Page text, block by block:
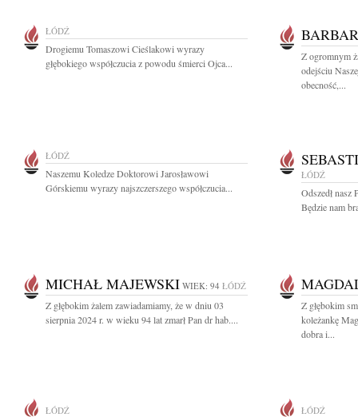
ŁÓDŹ
Drogiemu Tomaszowi Cieślakowi wyrazy
głębokiego współczucia z powodu śmierci Ojca...
Z ogromnym
odejściu
obecność,...
ŁÓDŹ
Naszemu Koledze Doktorowi Jarosławowi
Górskiemu wyrazy najszczerszego współczucia...
ŁÓDŹ
Odszedł nasz
Będzie nam
MICHAŁ MAJEWSKI WIEK: 94 ŁÓDŹ
Z głębokim żalem zawiadamiamy, że w dniu 03
sierpnia 2024 r. w wieku 94 lat zmarł Pan dr hab....
Z głębokim
koleżankę
dobra i...
ŁÓDŹ ŁÓDŹ